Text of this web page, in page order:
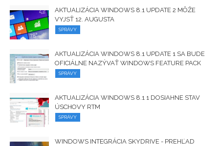
AKTUALIZÁCIA WINDOWS 8.1 UPDATE 2 MÔŽE
VYJSŤ 12. AUGUSTA
SPRÁVY
AKTUALIZÁCIA WINDOWS 8.1 UPDATE 1 SA BUDE
OFICIÁLNE NAZÝVAŤ WINDOWS FEATURE PACK
SPRÁVY
AKTUALIZÁCIA WINDOWS 8.1 1 DOSIAHNE STAV
ÚSCHOVY RTM
SPRÁVY
WINDOWS INTEGRÁCIA SKYDRIVE - PREHĽAD